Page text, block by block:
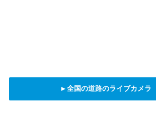
►全国の道路のライブカメラ